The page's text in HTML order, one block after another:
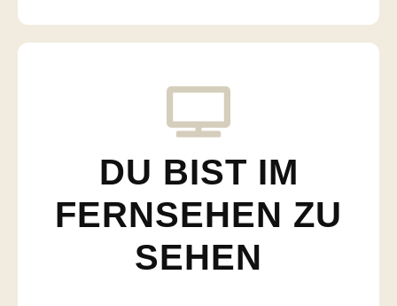
DU BIST IM
FERNSEHEN ZU
SEHEN